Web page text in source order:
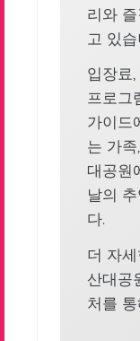
리와
고 있
입장료
프로그
가이드
는 가
대공원
날의
다.
더 자
산대공
처를